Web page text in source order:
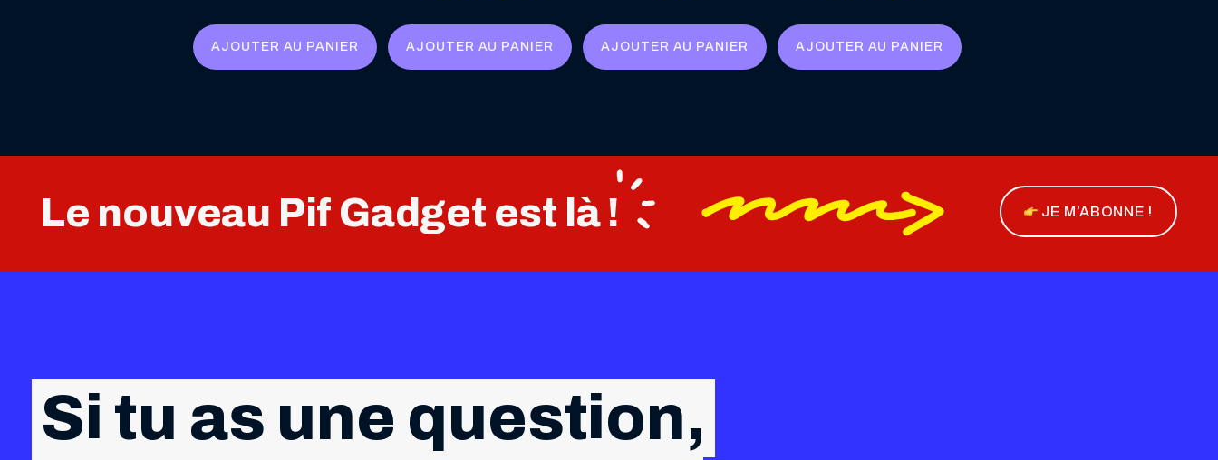
était :
est :
31,90 €.
AJOUTER AU PANIER
initial
actuel
est :
AJOUTER AU PANIER AJOUTER AU PANIER
initial
actuel
est :
AJOUTER AU PANIER
Le nouveau Pif Gadget est là ! JE M’ABONNE !
Si tu as une question,